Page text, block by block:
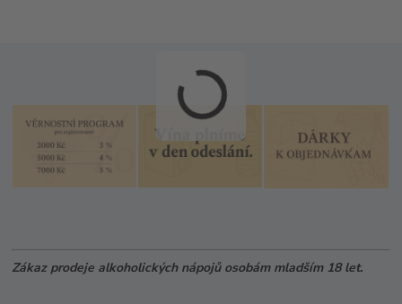
Zákaz prodeje alkoholických nápojů osobám mladším 18 let.